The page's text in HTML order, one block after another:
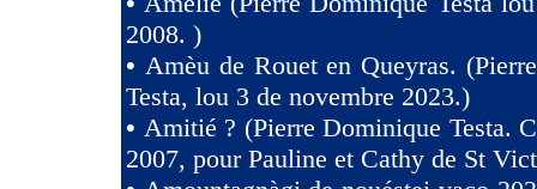
2008. )
• Amèu de Rouet en Queyras.
Testa, lou 3 de novembre 2023.)
• Amitié ? (Pierre Dominique Testa.
2007, pour Pauline et Cathy de St